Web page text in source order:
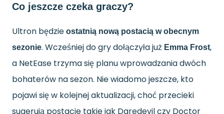
Co jeszcze czeka graczy?
Ultron będzie ostatnią nową postacią w obecnym
sezonie. Wcześniej do gry dołączyła już Emma Frost,
a NetEase trzyma się planu wprowadzania dwóch
bohaterów na sezon. Nie wiadomo jeszcze, kto
pojawi się w kolejnej aktualizacji, choć przecieki
sugerują postacie takie jak Daredevil czy Doctor